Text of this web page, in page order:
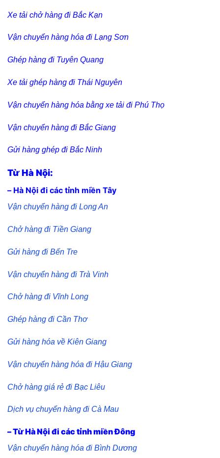
Xe tải chở hàng đi Bắc Kạn
Vận chuyển hàng hóa đi Lạng Sơn
Ghép hàng đi Tuyên Quang
Xe tải ghép hàng đi Thái Nguyên
Vận chuyển hàng hóa bằng xe tải đi Phú Thọ
Vận chuyển hàng đi Bắc Giang
Gửi hàng ghép đi Bắc Ninh
Từ Hà Nội:
– Hà Nội đi các tỉnh miền Tây
Vận chuyển hàng đi Long An
Chở hàng đi Tiền Giang
Gửi hàng đi Bến Tre
Vận chuyển hàng đi Trà Vinh
Chở hàng đi Vĩnh Long
Ghép hàng đi Cần Thơ
Gửi hàng hóa về Kiên Giang
Vận chuyển hàng hóa đi Hậu Giang
Chở hàng giá rẻ đi Bạc Liêu
Dịch vụ chuyển hàng đi Cà Mau
– Từ Hà Nội đi các tỉnh miền Đông
Vận chuyển hàng hóa đi Bình Dương